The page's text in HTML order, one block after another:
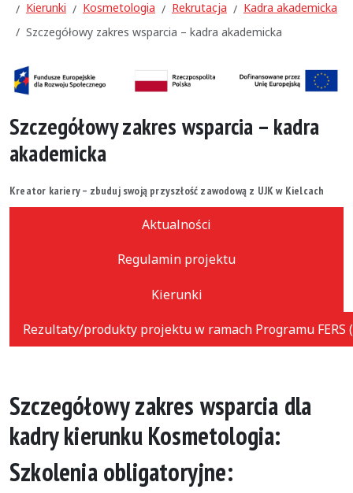
Kierunki
Kosmetologia Rekrutacja
Kadra akademicka
Szczegółowy zakres wsparcia – kadra akademicka
Szczegółowy zakres wsparcia – kadra
akademicka
Kreator kariery – zbuduj swoją przyszłość zawodową z UJK w Kielcach
Aktualności
Regulamin projektu
Kierunki
Rezultaty/produkty projektu w ramach Programu
Szczegółowy zakres wsparcia dla
kadry kierunku Kosmetologia:
Szkolenia obligatoryjne: